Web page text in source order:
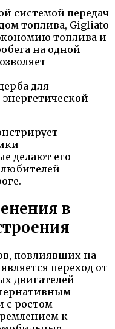
системой передач
топлива, Gigliato
топлива и
на одной
для
делают его
в
повлиявших на
переход от
двигателей
с ростом
к